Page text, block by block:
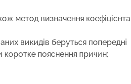
метод визначення коефіцієнта
викидів беруться попередні
коротке пояснення причин;